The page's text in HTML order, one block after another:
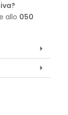
allo 050